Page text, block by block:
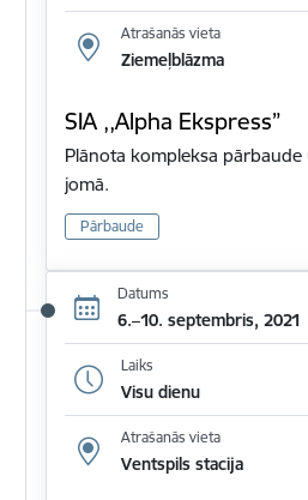
Atrašanās vieta
Ziemeļblāzma
SIA ,,Alpha Ekspress”
Plānota kompleksa pārbaude
jomā.
Pārbaude
Datums
6.–10. septembris, 2021
Laiks
Visu dienu
Atrašanās vieta
Ventspils stacija